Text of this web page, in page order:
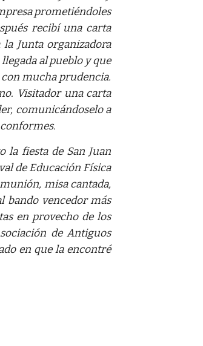
prometiéndoles
recibí una carta
Junta organizadora
al pueblo y que
mucha prudencia.
Visitador una carta
comunicándoselo a
la fiesta de San Juan
de Educación Física
misa cantada,
bando vencedor más
en provecho de los
de Antiguos
en que la encontré